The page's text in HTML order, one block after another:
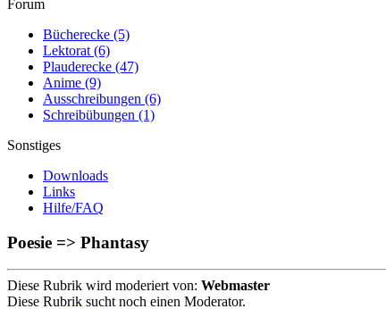
Forum
Bücherecke (5)
Lektorat (6)
Plauderecke (47)
Anime (9)
Ausschreibungen (6)
Schreibübungen (1)
Sonstiges
Downloads
Links
Hilfe/FAQ
Poesie => Phantasy
Diese Rubrik wird moderiert von: Webmaster
Diese Rubrik sucht noch einen Moderator.